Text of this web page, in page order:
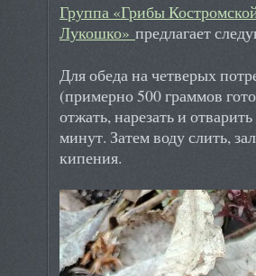
Группа «Грибы
Лукошко» предлагает
Для обеда на четверых
(примерно 500 граммов
отжать, нарезать и
минут. Затем воду слить,
кипения.